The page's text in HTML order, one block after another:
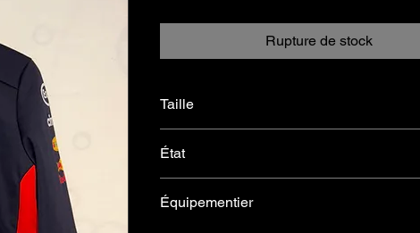
Rupture de stock
Taille
État
Équipementier